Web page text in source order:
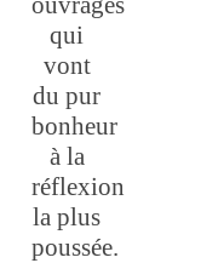
qui
vont
du pur
bonheur
à la
réflexion
la plus
poussée.